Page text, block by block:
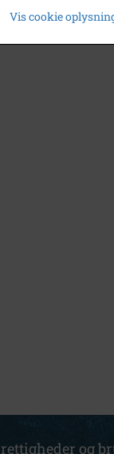
rettigheder og
Vis cookie